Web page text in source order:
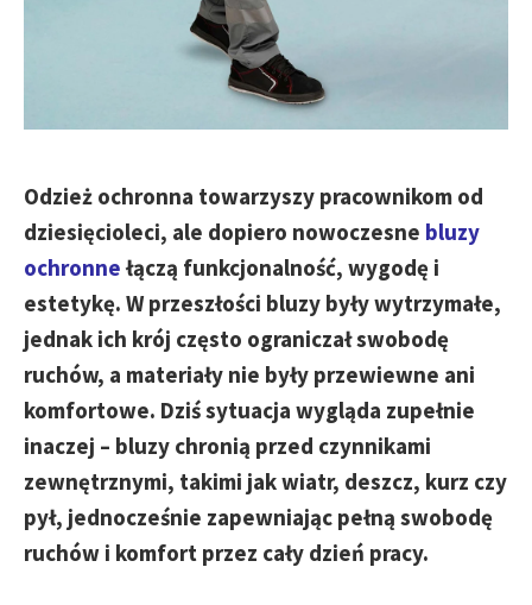
Odzież ochronna towarzyszy pracownikom od
dziesięcioleci, ale dopiero nowoczesne bluzy
ochronnełączą funkcjonalność, wygodę i
estetykę. W przeszłości bluzy były wytrzymałe,
jednak ich krój często ograniczał swobodę
ruchów, a materiały nie były przewiewne ani
komfortowe. Dziś sytuacja wygląda zupełnie
inaczej – bluzy chronią przed czynnikami
zewnętrznymi, takimi jak wiatr, deszcz, kurz czy
pył, jednocześnie zapewniając pełną swobodę
ruchów i komfort przez cały dzień pracy.